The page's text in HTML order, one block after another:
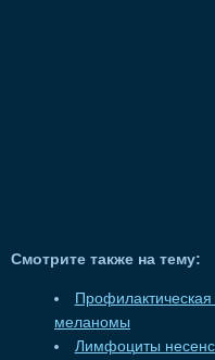
Смотрите также на тему:
меланомы
Лимфоциты